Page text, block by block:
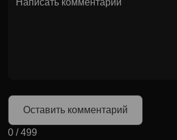
Оставить комментарий
0 /499